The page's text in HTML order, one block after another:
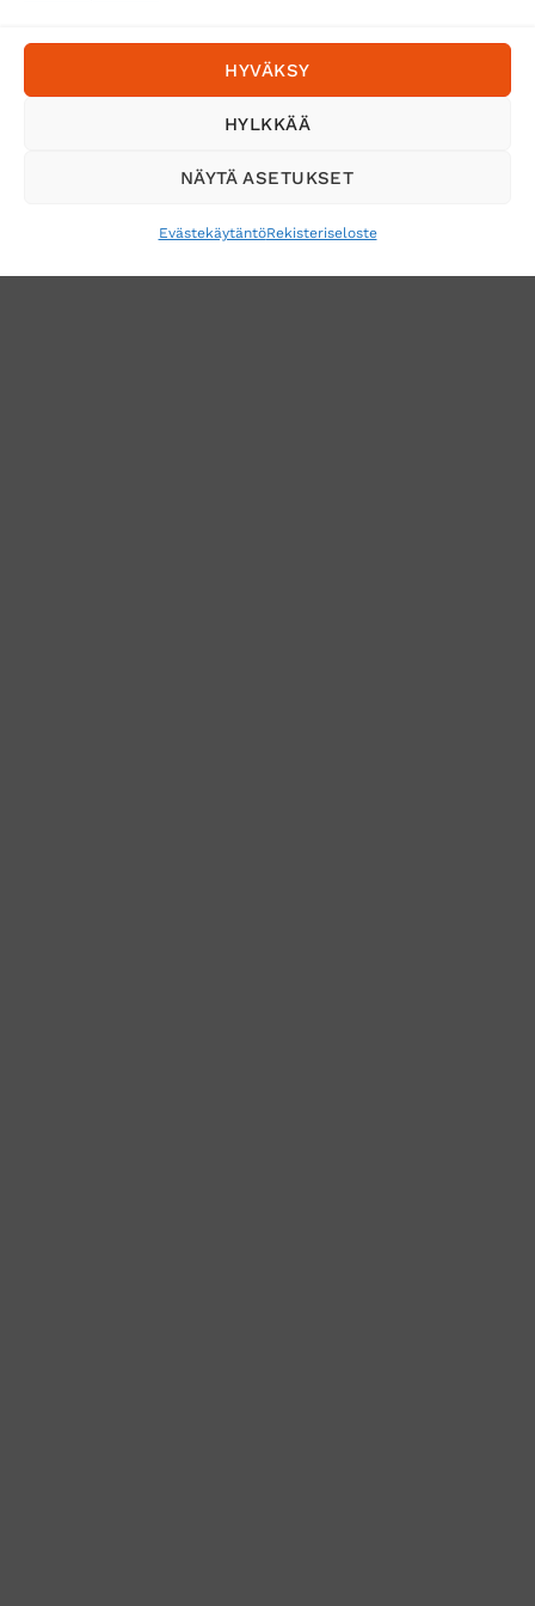
HYVÄKSY
HYLKKÄÄ
NÄYTÄ ASETUKSET
EvästekäytäntöRekisteriseloste
Tilaa uutiskirje ja saat erikoisalennuksia